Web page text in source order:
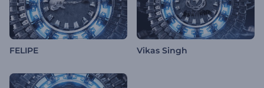
FELIPE Vikas Singh